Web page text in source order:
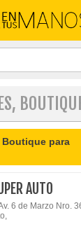
para
AUTO
6 de Marzo Nro.